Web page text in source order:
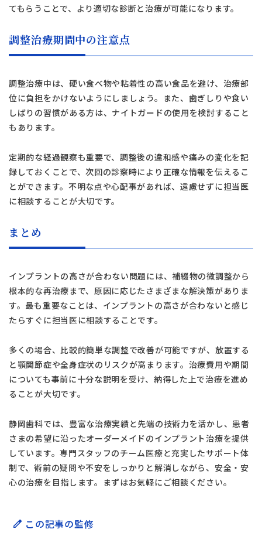
Close
てもらうことで、より適切な診断と治療が可能になります。
調整治療期間中の注意点
調整治療中は、硬い食べ物や粘着性の高い食品を避け、治療部
位に負担をかけないようにしましょう。また、歯ぎしりや食い
しばりの習慣がある方は、ナイトガードの使用を検討すること
もあります。
定期的な経過観察も重要で、調整後の違和感や痛みの変化を記
録しておくことで、次回の診察時により正確な情報を伝えるこ
とができます。不明な点や心配事があれば、遠慮せずに担当医
に相談することが大切です。
まとめ
インプラントの高さが合わない問題には、補綴物の微調整から
根本的な再治療まで、原因に応じたさまざまな解決策がありま
す。最も重要なことは、インプラントの高さが合わないと感じ
たらすぐに担当医に相談することです。
多くの場合、比較的簡単な調整で改善が可能ですが、放置する
と顎関節症や全身症状のリスクが高まります。治療費用や期間
についても事前に十分な説明を受け、納得した上で治療を進め
ることが大切です。
静岡歯科では、豊富な治療実績と先端の技術力を活かし、患者
さまの希望に沿ったオーダーメイドのインプラント治療を提供
しています。専門スタッフのチーム医療と充実したサポート体
制で、術前の疑問や不安をしっかりと解消しながら、安全・安
心の治療を目指します。まずはお気軽にご相談ください。
この記事の監修